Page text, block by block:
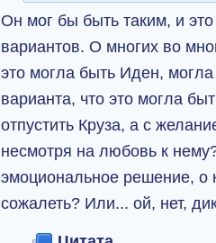
Он мог бы быть таким, и
вариантов. О многих во
это могла быть Иден,
варианта, что это могла
отпустить Круза, а с
несмотря на любовь к
эмоциональное решение, о
сожалеть? Или... ой, нет,